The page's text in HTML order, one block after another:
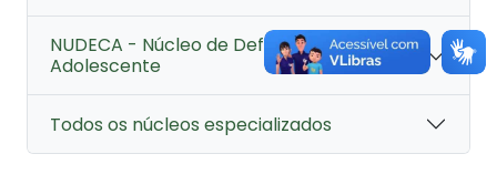
NUDECA - Núcleo de Defesa da Criança do
Adolescente
Todos os núcleos especializados